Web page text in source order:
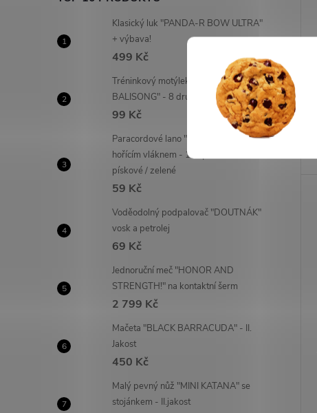
Klasický luk "PANDA-R BOW ULTRA"
+ výbava!
499 Kč
Tréninkový motýlek "FANTASY
BALISONG" - 8 druhů!
99 Kč
Paracordové lano "FIRECORD" s
hořícím vláknem - 1 m | černé /
pískové / zelené
59 Kč
Voděodolný podpalovač "DOUTNÁK"
vosk a petrolej
69 Kč
Jednoruční meč "HONOR AND
STRENGTH!" na kontaktní šerm
2 799 Kč
Mačeta "BLACK BARRACUDA" - II.
Jakost
450 Kč
Malý pevný nůž "MINI KATANA" se
stojánkem - II.jakost